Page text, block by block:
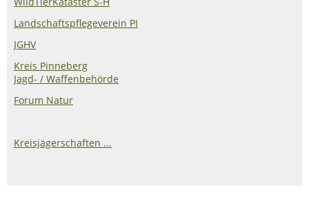
Landschaftspflegeverein PI
JGHV
Kreis Pinneberg
Jagd- / Waffenbehörde
Forum Natur
Kreisjägerschaften ...